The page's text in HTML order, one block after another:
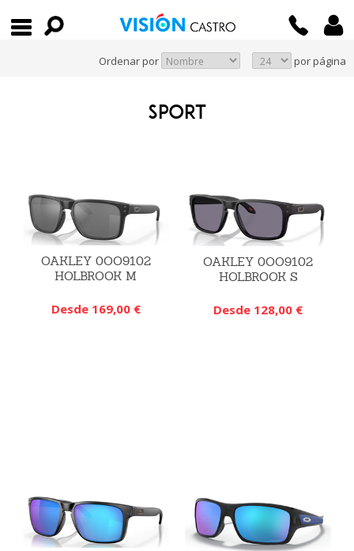
Ordenar por por página
SPORT
OAKLEY 0OO9102
HOLBROOK M
Desde 169,00 €
OAKLEY 0OO9102
HOLBROOK S
Desde 128,00 €